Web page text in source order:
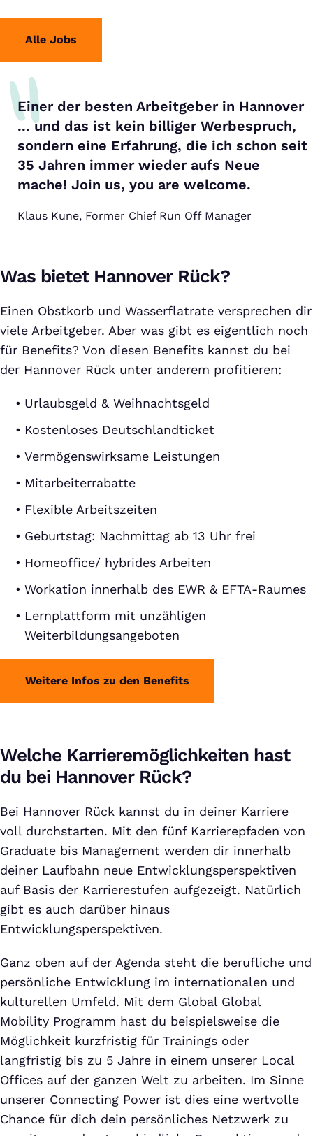
Alle Jobs
Einer der besten Arbeitgeber in Hannover
... und das ist kein billiger Werbespruch,
sondern eine Erfahrung, die ich schon seit
35 Jahren immer wieder aufs Neue
mache! Join us, you are welcome.
Klaus Kune, Former Chief Run Off Manager
Was bietet Hannover Rück?
Einen Obstkorb und Wasserflatrate versprechen dir
viele Arbeitgeber. Aber was gibt es eigentlich noch
für Benefits? Von diesen Benefits kannst du bei
der Hannover Rück unter anderem profitieren:
Urlaubsgeld & Weihnachtsgeld
Kostenloses Deutschlandticket
Vermögenswirksame Leistungen
Mitarbeiterrabatte
Flexible Arbeitszeiten
Geburtstag: Nachmittag ab 13 Uhr frei
Homeoffice/ hybrides Arbeiten
Workation innerhalb des EWR & EFTA-Raumes
Lernplattform mit unzähligen
Weiterbildungsangeboten
Weitere Infos zu den Benefits
Welche Karrieremöglichkeiten hast
du bei Hannover Rück?
Bei Hannover Rück kannst du in deiner Karriere
voll durchstarten. Mit den fünf Karrierepfaden von
Graduate bis Management werden dir innerhalb
deiner Laufbahn neue Entwicklungsperspektiven
auf Basis der Karrierestufen aufgezeigt. Natürlich
gibt es auch darüber hinaus
Entwicklungsperspektiven.
Ganz oben auf der Agenda steht die berufliche und
persönliche Entwicklung im internationalen und
kulturellen Umfeld. Mit dem Global Global
Mobility Programm hast du beispielsweise die
Möglichkeit kurzfristig für Trainings oder
langfristig bis zu 5 Jahre in einem unserer Local
Offices auf der ganzen Welt zu arbeiten. Im Sinne
unserer Connecting Power ist dies eine wertvolle
Chance für dich dein persönliches Netzwerk zu